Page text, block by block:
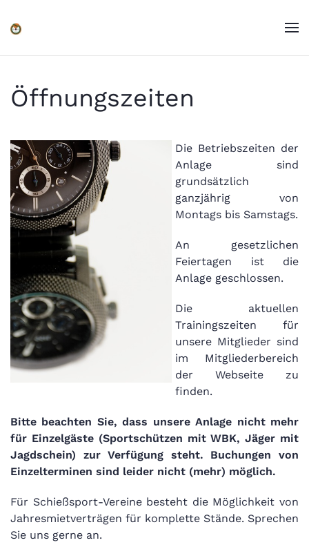
Öffnungszeiten
Die Betriebszeiten der
Anlage sind
grundsätzlich
ganzjährig von
Montags bis Samstags.
An gesetzlichen
Feiertagen ist die
Anlage geschlossen.
Die aktuellen
Trainingszeiten für
unsere Mitglieder sind
im Mitgliederbereich
der Webseite zu
finden.
Bitte beachten Sie, dass unsere Anlage nicht mehr
für Einzelgäste (Sportschützen mit WBK, Jäger mit
Jagdschein) zur Verfügung steht. Buchungen von
Einzelterminen sind leider nicht (mehr) möglich.
Für Schießsport-Vereine besteht die Möglichkeit von
Jahresmietverträgen für komplette Stände. Sprechen
Sie uns gerne an.